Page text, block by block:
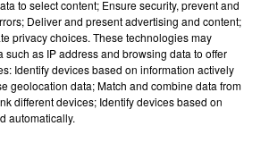
min 28 sec)
infos du Pays Catalan
to select content; Ensure security, prevent and
Deliver and present advertising and content;
privacy choices. These technologies may
such as IP address and browsing data to offer
Identify devices based on information actively
geolocation data; Match and combine data from
different devices; Identify devices based on
automatically.